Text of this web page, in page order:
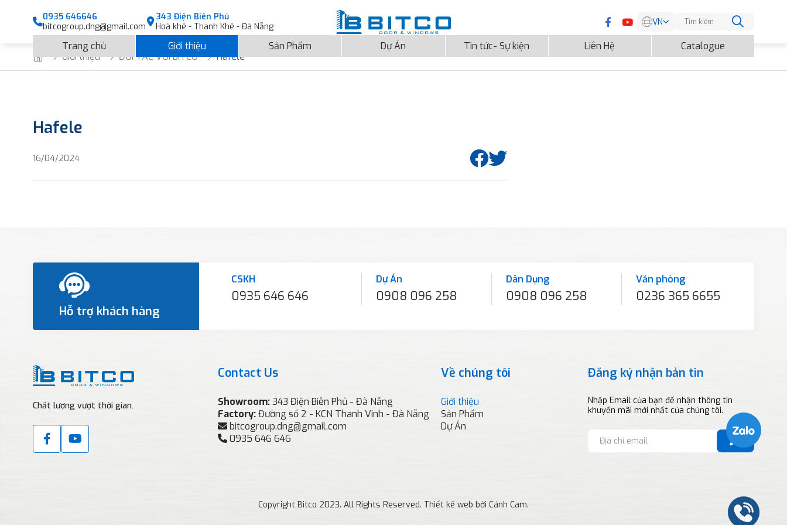
0935 646646
bitcogroup.dng@gmail.com
343 Điện Biên Phủ
Hoà khê - Thanh Khê - Đà Nẵng
VN
Trang chủ Giới thiệu Sản Phẩm Dự Án Tin tức- Sự kiện Liên Hệ
Catalogue
Giới thiệu
ĐỐI TÁC VỚI BITCO Hafele
Hafele
16/04/2024
Hỗ trợ khách hàng
CSKH
0935 646 646
Dự Án
0908 096 258
Dân Dụng
0908 096 258
Văn phòng
0236 365 6655
Chất lượng vượt thời gian.
Contact Us
Showroom:343 Điện Biên Phủ - Đà Nẵng
Factory:Đường số 2 - KCN Thanh Vinh - Đà Nẵng
bitcogroup.dng@gmail.com
0935 646 646
Về chúng tôi
Giới thiệu
Sản Phẩm
Dự Án
Đăng ký nhận bản tin
Nhập Email của bạn để nhận thông tin
khuyến mãi mới nhất của chúng tôi.
Copyright Bitco 2023. All Rights Reserved. Thiết kế web bởi Cánh Cam.